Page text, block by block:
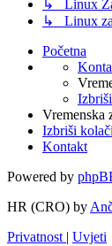
↳ Linux
↳ Linux za
Početna
Vremenska
Izbriši
Kontakt
Powered by
HR (CRO) by
Privatnost
Uvjeti